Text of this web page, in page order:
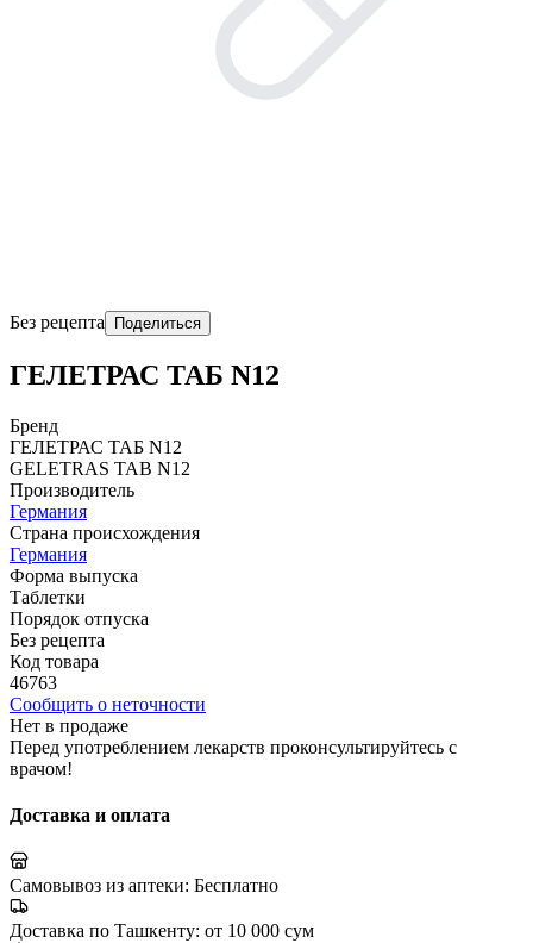
Без рецепта Поделиться
ГЕЛЕТРАС ТАБ N12
Бренд
ГЕЛЕТРАС ТАБ N12
GЕLЕTRAS TAB N12
Производитель
Германия
Страна происхождения
Германия
Форма выпуска
Таблетки
Порядок отпуска
Без рецепта
Код товара
46763
Сообщить о неточности
Нет в продаже
Перед употреблением лекарств проконсультируйтесь с
врачом!
Доставка и оплата
Самовывоз из аптеки: Бесплатно
Доставка по Ташкенту: от 10 000 сум